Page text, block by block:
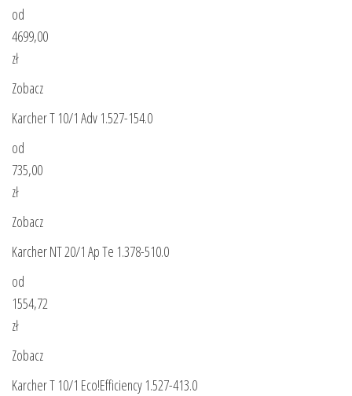
od
4699,00
zł
Zobacz
Karcher T 10/1 Adv 1.527-154.0
od
735,00
zł
Zobacz
Karcher NT 20/1 Ap Te 1.378-510.0
od
1554,72
zł
Zobacz
Karcher T 10/1 Eco!Efficiency 1.527-413.0